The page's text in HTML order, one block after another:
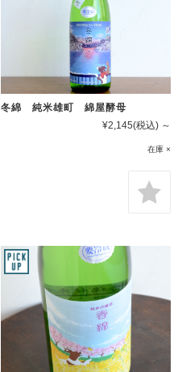
冬綿 純米雄町 綿屋酵母
¥2,145(税込) ～
在庫 ×